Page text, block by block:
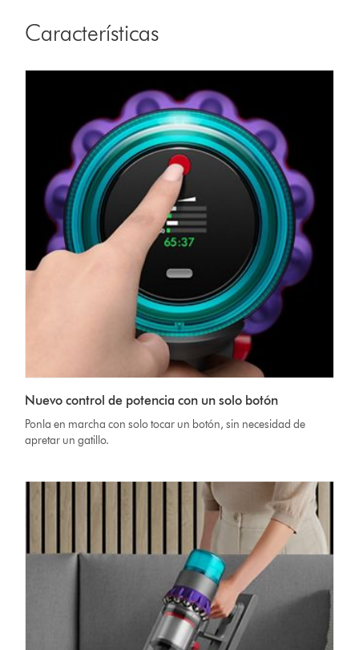
Características
Nuevo control de potencia con un solo botón
Ponla en marcha con solo tocar un botón, sin necesidad de
apretar un gatillo.